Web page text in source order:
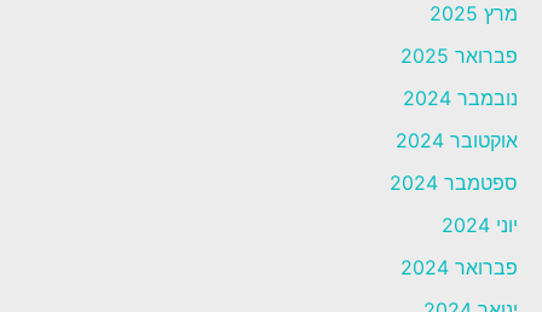
מרץ 2025
פברואר 2025
נובמבר 2024
אוקטובר 2024
ספטמבר 2024
יוני 2024
פברואר 2024